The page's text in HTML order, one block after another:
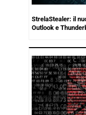
StrelaStealer: il
Outlook e